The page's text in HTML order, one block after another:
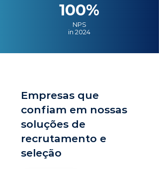
100%
NPS
in 2024
Empresas que
confiam em nossas
soluções de
recrutamento e
seleção